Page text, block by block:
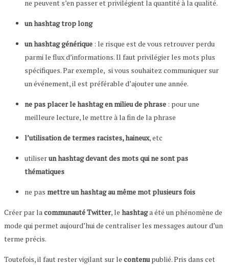
ne peuvent s’en passer et privilégient la quantité à la qualité.
un hashtag trop long
un hashtag générique : le risque est de vous retrouver perdu
parmi le flux d’informations. Il faut privilégier les mots plus
spécifiques. Par exemple, si vous souhaitez communiquer sur
un événement, il est préférable d’ajouter une année.
ne pas placer le hashtag en milieu de phrase : pour une
meilleure lecture, le mettre à la fin de la phrase
l’utilisation de termes racistes, haineux, etc
utiliserun hashtag devant des mots qui ne sont pas
thématiques
ne pas mettre un hashtag au même mot plusieurs fois
Créer par lacommunauté Twitter, le hashtaga été un phénomène de
mode qui permet aujourd’hui de centraliser les messages autour d’un
terme précis.
Toutefois, il faut rester vigilant sur le contenupublié. Pris dans cet